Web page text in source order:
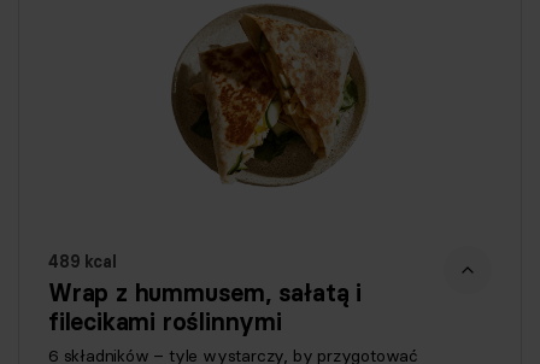
489 kcal
Wrap z hummusem, sałatą i
filecikami roślinnymi
6 składników – tyle wystarczy, by przygotować